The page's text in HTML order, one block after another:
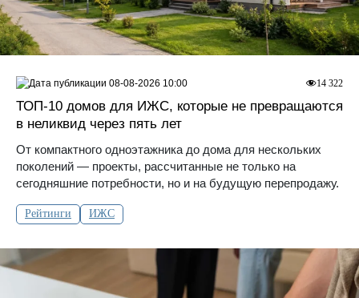
ТОП-10 домов для ИЖС, которые не превращаются
в неликвид через пять лет
От компактного одноэтажника до дома для нескольких
поколений — проекты, рассчитанные не только на
сегодняшние потребности, но и на будущую перепродажу.
Рейтинги ИЖС
14 322
08-08-2026 10:00